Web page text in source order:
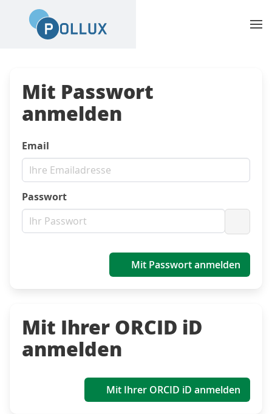
Mit Passwort
anmelden
Email
Passwort
Mit Passwort anmelden
Mit Ihrer ORCID iD
anmelden
Mit Ihrer ORCID iD anmelden